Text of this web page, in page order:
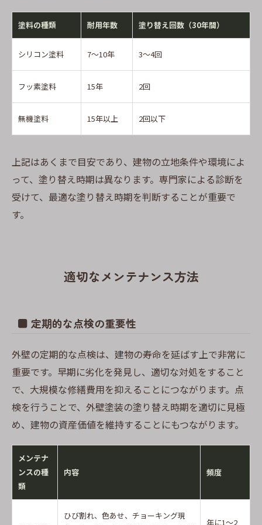
塗料の種類 耐用年数 塗り替え回数（30年間）
シリコン塗料 7～10年 3～4回
フッ素塗料 15年 2回
無機塗料 15年以上 2回以下
上記はあくまで目安であり、建物の立地条件や環境によ
って、塗り替え時期は異なります。専門家による診断を
受けて、最適な塗り替え時期を判断することが重要で
す。
適切なメンテナンス方法
■ 定期的な点検の重要性
外壁の定期的な点検は、建物の寿命を延ばす上で非常に
重要です。早期に劣化を発見し、適切な対処をすること
で、大規模な修繕費用を抑えることにつながります。点
検を行うことで、外壁塗装の塗り替え時期を適切に見極
め、建物の資産価値を維持することにもつながります。
メンテナ
ンスの種
類
内容 頻度
ひび割れ、色あせ、チョーキング現
年に1～2